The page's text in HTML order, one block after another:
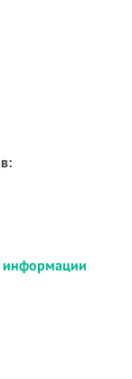
информации